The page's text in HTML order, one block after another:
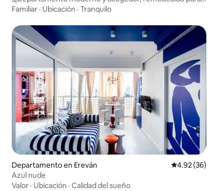
una estancia perfecta!
Familiar · Ubicación · Tranquilo
Departamento en Ereván Calificación
4.92 (36)
Azul nude
Valor · Ubicación · Calidad del sueño